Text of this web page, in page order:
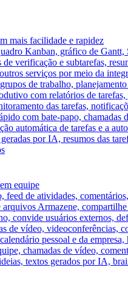
mais facilidade e rapidez
Kanban, gráfico de Gantt,
verificação e subtarefas,
serviços por meio da
de trabalho,
com relatórios de
das tarefas,
com bate-papo, chamadas
automática de tarefas e a
por IA, resumos das
equipe
feed de atividades,
arquivos Armazene,
convide usuários externos,
de vídeo, videoconferências,
pessoal e da
chamadas de vídeo,
textos gerados por IA,